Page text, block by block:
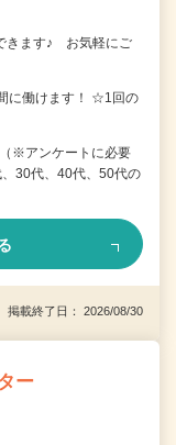
きます♪ お気軽にご
に働けます！ ☆1回の
※アンケートに必要
30代、40代、50代の
載終了日： 2026/08/30
ー